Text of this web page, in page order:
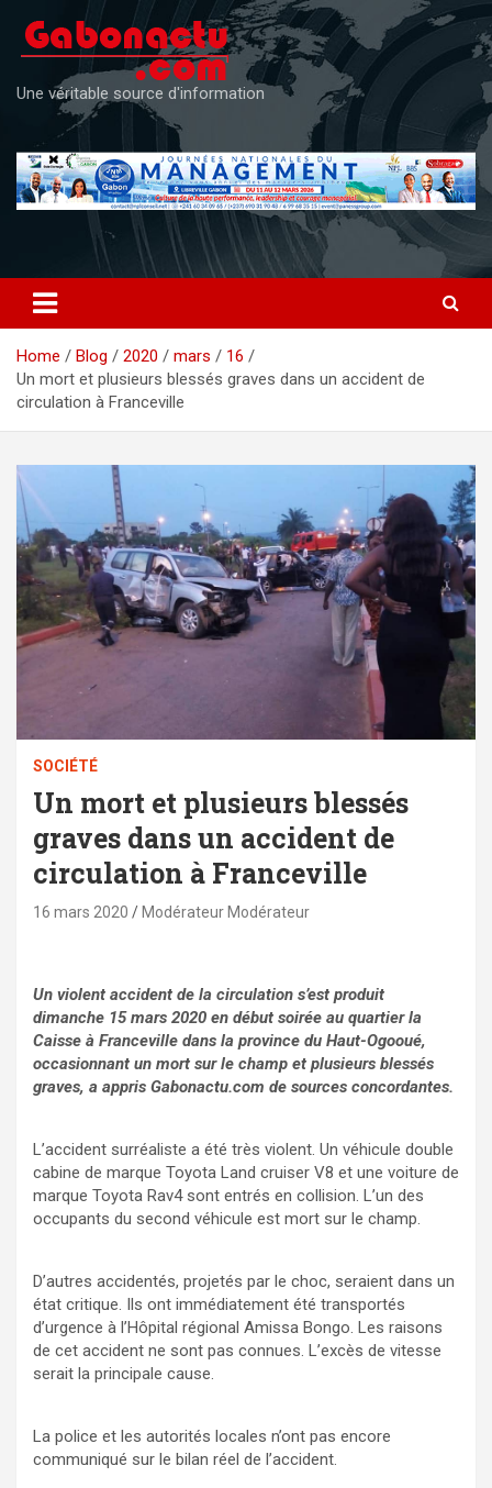
content
Une véritable source d'information
Home Blog 2020 mars
16
Un mort et plusieurs blessés graves dans un accident de
circulation à Franceville
SOCIÉTÉ
Un mort et plusieurs blessés
graves dans un accident de
circulation à Franceville
16 mars 2020 Modérateur Modérateur
Un violent accident de la circulation s’est produit
dimanche 15 mars 2020 en début soirée au quartier la
Caisse à Franceville dans la province du Haut-Ogooué,
occasionnant un mort sur le champ et plusieurs blessés
graves, a appris Gabonactu.com de sources concordantes.
L’accident surréaliste a été très violent. Un véhicule double
cabine de marque Toyota Land cruiser V8 et une voiture de
marque Toyota Rav4 sont entrés en collision. L’un des
occupants du second véhicule est mort sur le champ.
D’autres accidentés, projetés par le choc, seraient dans un
état critique. Ils ont immédiatement été transportés
d’urgence à l’Hôpital régional Amissa Bongo. Les raisons
de cet accident ne sont pas connues. L’excès de vitesse
serait la principale cause.
La police et les autorités locales n’ont pas encore
communiqué sur le bilan réel de l’accident.